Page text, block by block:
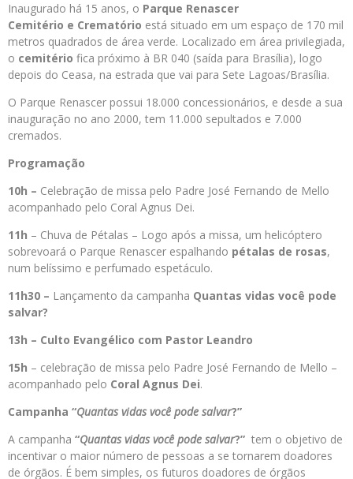
Inaugurado há 15 anos, o Parque Renascer
Cemitério e Crematório está situado em um espaço de 170 mil
metros quadrados de área verde. Localizado em área privilegiada,
o cemitério fica próximo à BR 040 (saída para Brasília), logo
depois do Ceasa, na estrada que vai para Sete Lagoas/Brasília.
O Parque Renascer possui 18.000 concessionários, e desde a sua
inauguração no ano 2000, tem 11.000 sepultados e 7.000
cremados.
Programação
10h – Celebração de missa pelo Padre José Fernando de Mello
acompanhado pelo Coral Agnus Dei.
11h – Chuva de Pétalas – Logo após a missa, um helicóptero
sobrevoará o Parque Renascer espalhando pétalas de rosas,
num belíssimo e perfumado espetáculo.
11h30 – Lançamento da campanha Quantas vidas você pode
salvar?
13h – Culto Evangélico com Pastor Leandro
15h – celebração de missa pelo Padre José Fernando de Mello –
acompanhado pelo Coral Agnus Dei.
Campanha “Quantas vidas você pode salvar?”
A campanha “Quantas vidas você pode salvar?” tem o objetivo de
incentivar o maior número de pessoas a se tornarem doadores
de órgãos. É bem simples, os futuros doadores de órgãos